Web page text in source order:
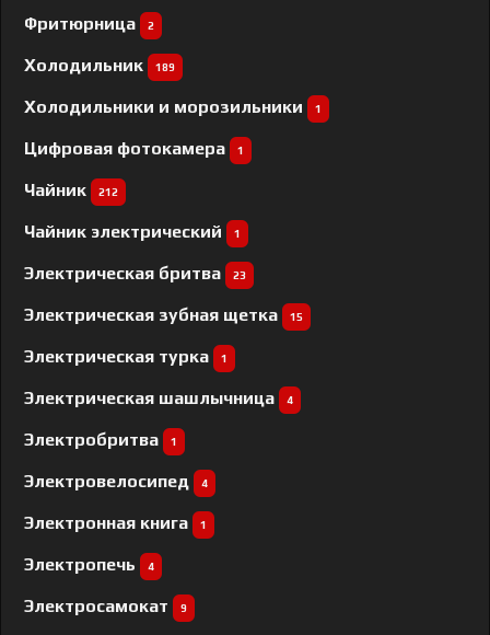
Фритюрница 2
Холодильник 189
Холодильники и морозильники 1
Цифровая фотокамера 1
Чайник 212
Чайник электрический 1
Электрическая бритва 23
Электрическая зубная щетка 15
Электрическая турка 1
Электрическая шашлычница 4
Электробритва 1
Электровелосипед 4
Электронная книга 1
Электропечь 4
Электросамокат 9